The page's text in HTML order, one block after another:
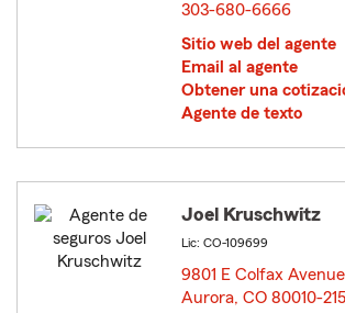
303-680-6666
Sitio web del agente
Email al agente
Obtener una
Agente de texto
Joel Kruschwitz
Lic: CO-109699
9801 E Colfax
Aurora, CO 80010-